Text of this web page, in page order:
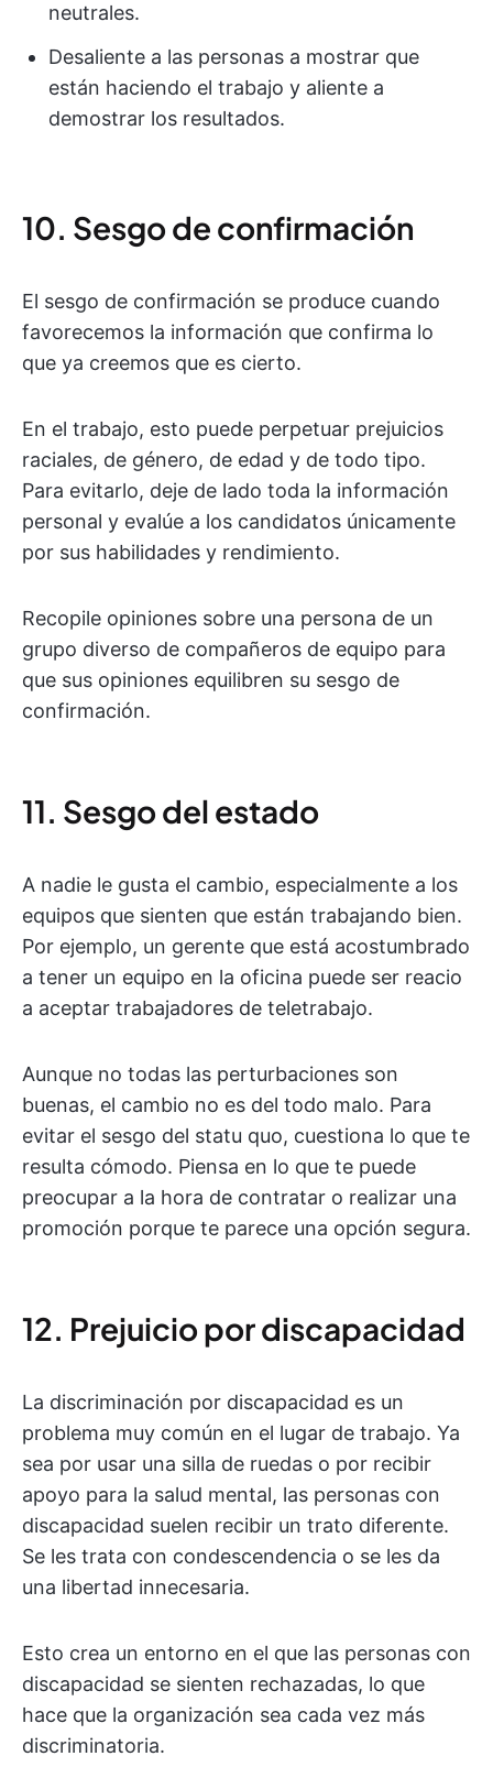
neutrales.
Desaliente a las personas a mostrar que
están haciendo el trabajo y aliente a
demostrar los resultados.
10. Sesgo de confirmación
El sesgo de confirmación se produce cuando
favorecemos la información que confirma lo
que ya creemos que es cierto.
En el trabajo, esto puede perpetuar prejuicios
raciales, de género, de edad y de todo tipo.
Para evitarlo, deje de lado toda la información
personal y evalúe a los candidatos únicamente
por sus habilidades y rendimiento.
Recopile opiniones sobre una persona de un
grupo diverso de compañeros de equipo para
que sus opiniones equilibren su sesgo de
confirmación.
11. Sesgo del estado
A nadie le gusta el cambio, especialmente a los
equipos que sienten que están trabajando bien.
Por ejemplo, un gerente que está acostumbrado
a tener un equipo en la oficina puede ser reacio
a aceptar trabajadores de teletrabajo.
Aunque no todas las perturbaciones son
buenas, el cambio no es del todo malo. Para
evitar el sesgo del statu quo, cuestiona lo que te
resulta cómodo. Piensa en lo que te puede
preocupar a la hora de contratar o realizar una
promoción porque te parece una opción segura.
12. Prejuicio por discapacidad
La discriminación por discapacidad es un
problema muy común en el lugar de trabajo. Ya
sea por usar una silla de ruedas o por recibir
apoyo para la salud mental, las personas con
discapacidad suelen recibir un trato diferente.
Se les trata con condescendencia o se les da
una libertad innecesaria.
Esto crea un entorno en el que las personas con
discapacidad se sienten rechazadas, lo que
hace que la organización sea cada vez más
discriminatoria.